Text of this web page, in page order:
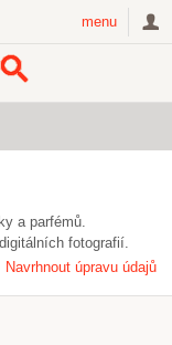
menu
a parfémů.
fotografií.
Navrhnout úpravu údajů